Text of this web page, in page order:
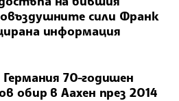
сили Франк
информация
70-годишен
обир в Аахен през 2014